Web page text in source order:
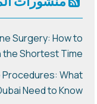
Surgery: How to
the Shortest Time
What
Need to Know